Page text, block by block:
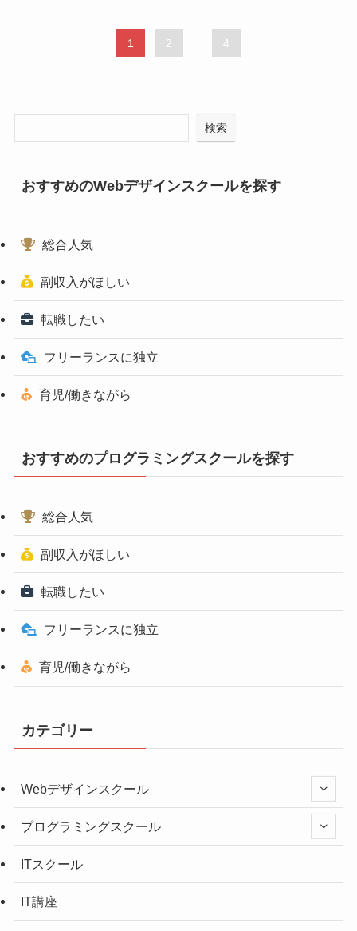
1 2 ... 4
検索
おすすめのWebデザインスクールを探す
総合人気
副収入がほしい
転職したい
フリーランスに独立
育児/働きながら
おすすめのプログラミングスクールを探す
総合人気
副収入がほしい
転職したい
フリーランスに独立
育児/働きながら
カテゴリー
Webデザインスクール
プログラミングスクール
ITスクール
IT講座